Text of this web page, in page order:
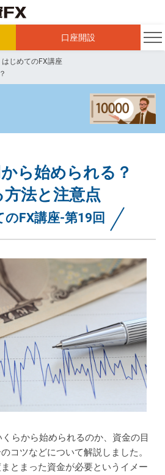
口座開設
はじめてのFX講座
ら始められる？
法と注意点
のFX講座-第19回
らから始められるのか、資金の目
コツなどについて解説しました。
とまった資金が必要というイメー